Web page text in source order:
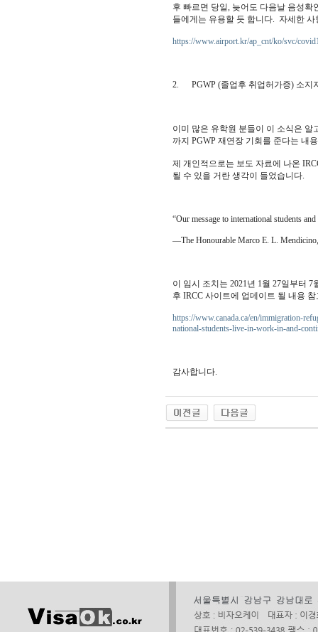
후 빠르면 당일, 늦어도 다음날 음성
들에게는 유용할 듯 합니다. 자세한
https://www.airport.kr/ap_cnt/ko/svc/
2. PGWP (졸업후 취업허가증) 소지
이미 많은 유학원 분들이 이 소식은 알
까지 PGWP 재연장 기회를 준다는 내
제 개인적으로는 보도 자료에 나온
될 수 있을 거란 생각이 들었습니다.
“Our message to international students
—The Honourable Marco E. L.
이 임시 조치는 2021년 1월 27일부터
후 IRCC 사이트에 업데이트 될 내용
https://www.canada.ca/en/immigration-
national-students-live-in-work-in-and-
감사합니다.